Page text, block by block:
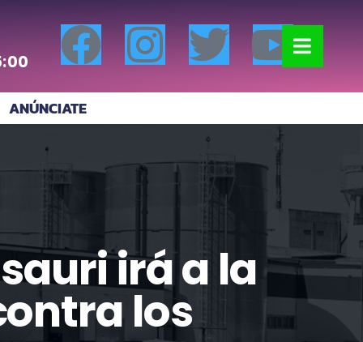
ANÚNCIATE
irá a la
los